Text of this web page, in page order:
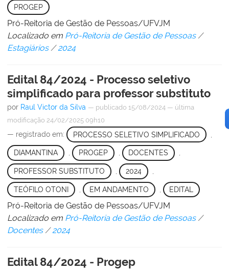
PROGEP
Pró-Reitoria de Gestão de Pessoas/UFVJM
Localizado em Pró-Reitoria de Gestão de Pessoas /
Estagiários /2024
Edital 84/2024 - Processo seletivo
simplificado para professor substituto
por Raul Victor da Silva — publicado 15/08/2024 — última
modificação 24/02/2025 09h10
— registrado em: PROCESSO SELETIVO SIMPLIFICADO
DIAMANTINA , PROGEP , DOCENTES ,
PROFESSOR SUBSTITUTO 2024
TEÓFILO OTONI EM ANDAMENTO EDITAL
Pró-Reitoria de Gestão de Pessoas/UFVJM
Localizado em Pró-Reitoria de Gestão de Pessoas /
Docentes /2024
Edital 84/2024 - Progep